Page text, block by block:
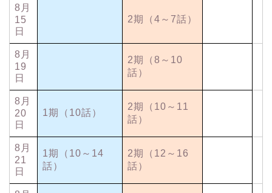
8月
15
日
2期（4～7話）
8月
19
日
2期（8～10
話）
8月
20
日
1期（10話）
2期（10～11
話）
8月
21
日
1期（10～14
話）
2期（12～16
話）